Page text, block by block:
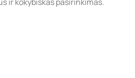
ir kokybiškas pasirinkimas.